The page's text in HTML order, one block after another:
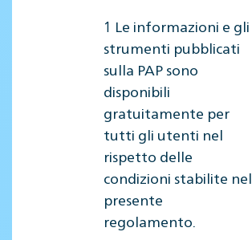
1 Le informazioni e gli
strumenti pubblicati
sulla PAP sono
disponibili
gratuitamente per
tutti gli utenti nel
rispetto delle
condizioni stabilite nel
presente
regolamento.